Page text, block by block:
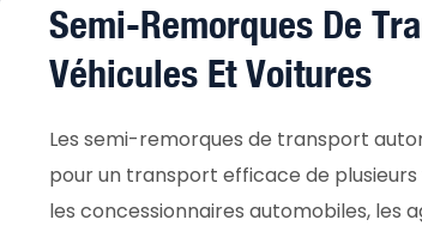
Semi-Remorques De
Véhicules Et Voitures
Les semi-remorques de transport
pour un transport efficace de
les concessionnaires automobiles, les